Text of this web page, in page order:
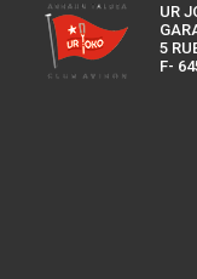
UR
5
F-